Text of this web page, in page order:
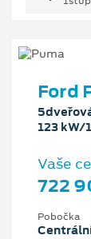
Ford
123 kW/
Vaše
722
Pobočka